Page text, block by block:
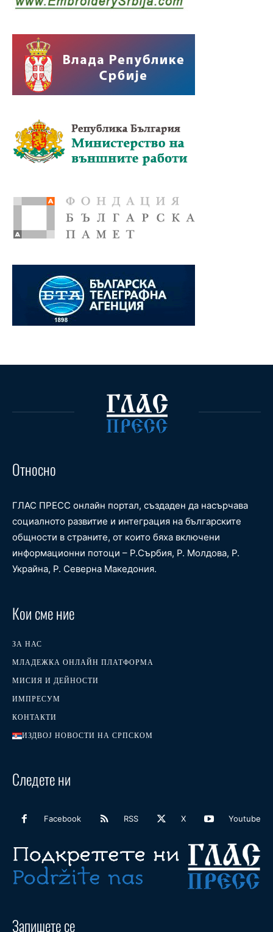
Относно
ГЛАС ПРЕСС онлайн портал, създаден да насърчава
социалното развитие и интеграция на българските
общности в страните, от които бяха включени
информационни потоци – Р.Сърбия, Р. Молдова, Р.
Украйна, Р. Северна Македония.
Кои сме ние
ЗА НАС
МЛАДЕЖКА ОНЛАЙН ПЛАТФОРМА
МИСИЯ И ДЕЙНОСТИ
ИМПРЕСУМ
КОНТАКТИ
ИЗДВОЈ НОВОСТИ НА СРПСКОМ
Следете ни
Facebook RSS X Youtube
Запишете се